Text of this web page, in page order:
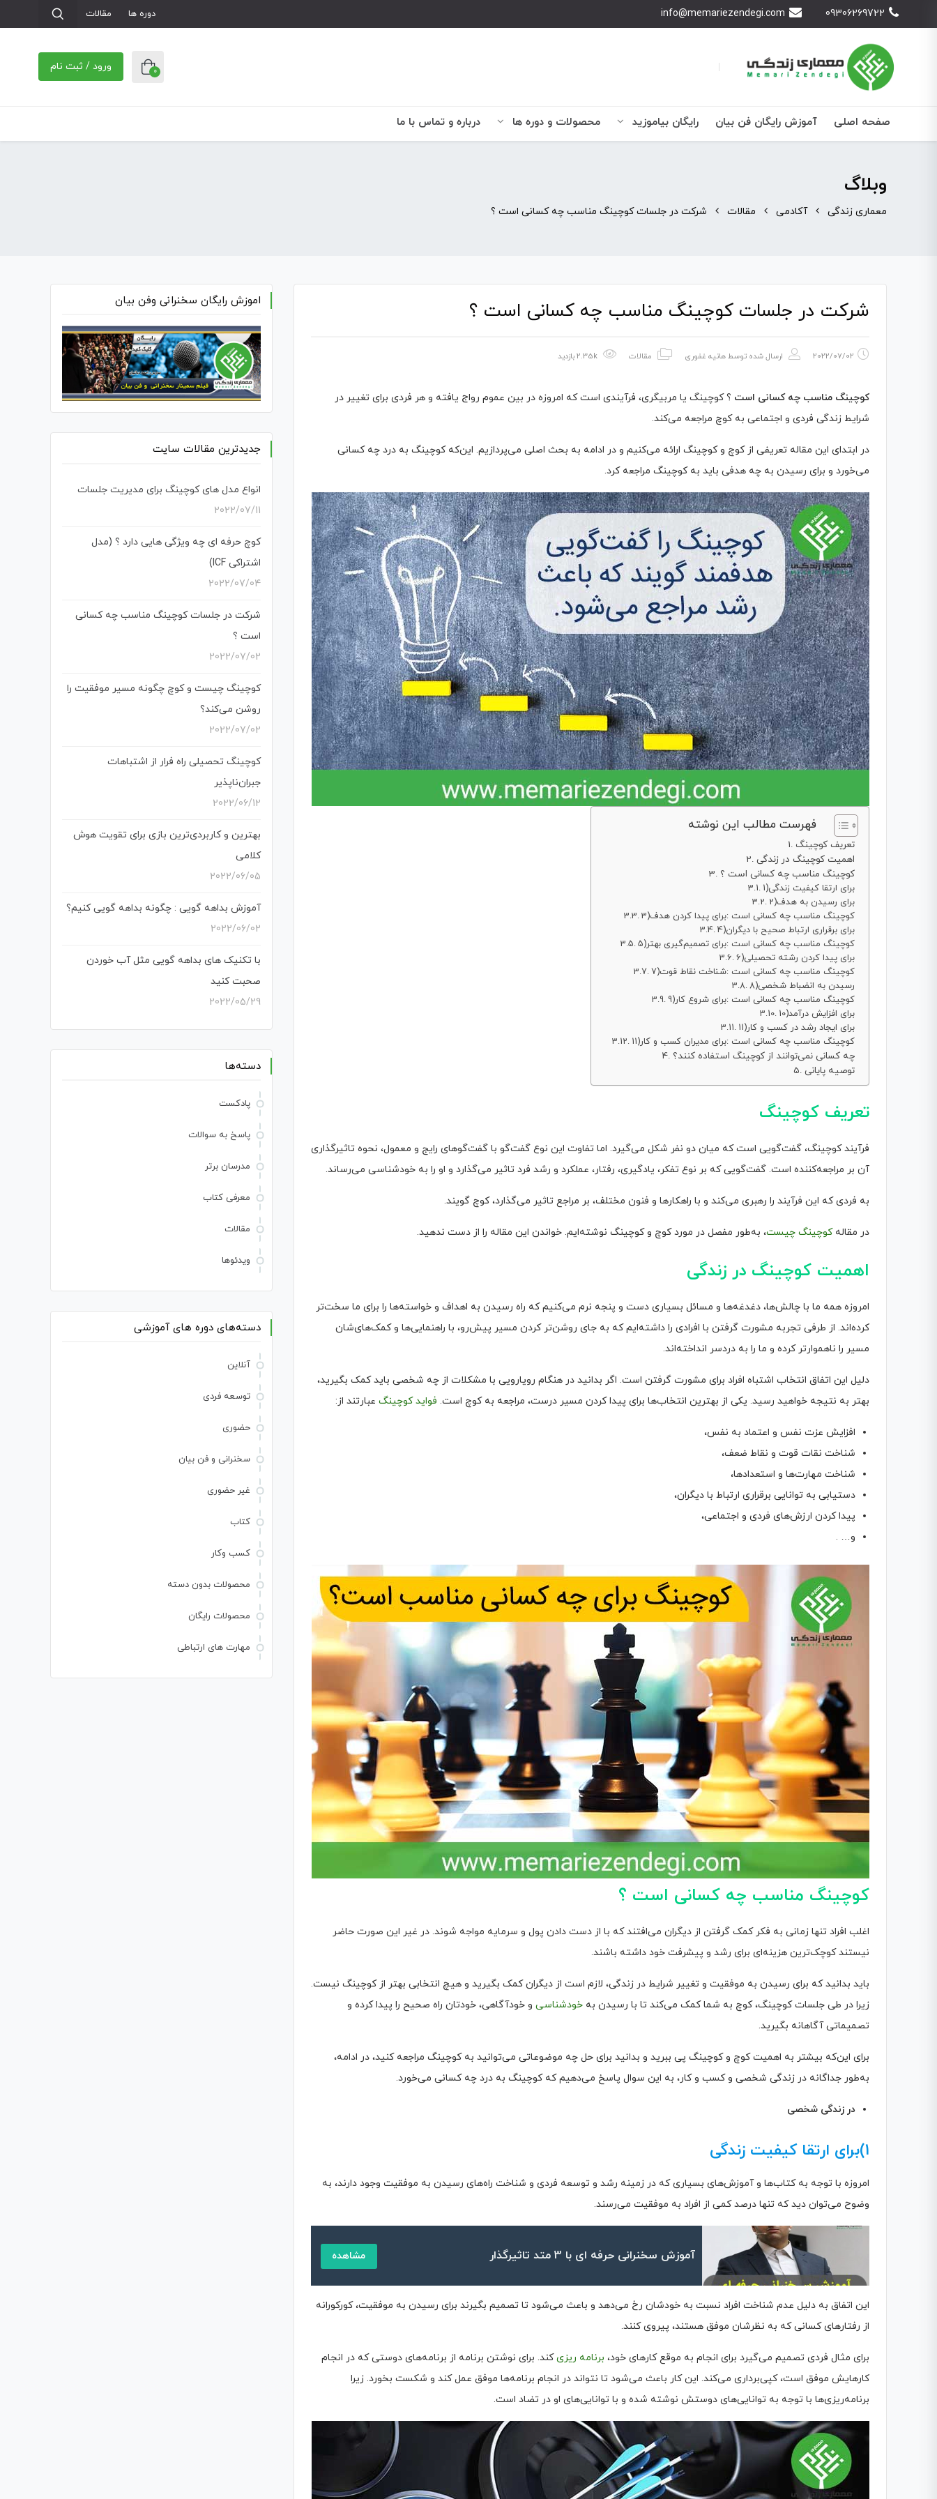
09306269722
info@memariezendegi.com دوره ها مقالات
0 ورود / ثبت نام
صفحه اصلی آموزش رایگان فن بیان رایگان بیاموزید محصولات و دوره ها درباره و تماس با ما
وبلاگ
معماری زندگی آکادمی مقالات شرکت در جلسات کوچینگ مناسب چه کسانی است ؟
شرکت در جلسات کوچینگ مناسب چه کسانی است ؟
2022/07/02 ارسال شده توسطهانیه غفوری مقالات
کوچینگ مناسب چه کسانی است ؟ کوچینگ یا مربیگری، فرآیندی است که امروزه در بین عموم رواج یافته و هر فردی برای تغییر در
شرایط زندگی فردی و اجتماعی به کوچ مراجعه می‌کند.
در ابتدای این مقاله تعریفی از کوچ و کوچینگ ارائه می‌کنیم و در ادامه به بحث اصلی می‌پردازیم. این‌که کوچینگ به درد چه کسانی
می‌خورد و برای رسیدن به چه هدفی باید به کوچینگ مراجعه کرد.
فهرست مطالب این نوشته
تعریف کوچینگ
اهمیت کوچینگ در زندگی
کوچینگ مناسب چه کسانی است ؟
1)برای ارتقا کیفیت زندگی
2)برای رسیدن به هدف
3)کوچینگ مناسب چه کسانی است :برای پیدا کردن هدف
4)برای برقراری ارتباط صحیح با دیگران
5)کوچینگ مناسب چه کسانی است :برای تصمیم‌گیری بهتر
6)برای پیدا کردن رشته تحصیلی
7)کوچینگ مناسب چه کسانی است :شناخت نقاط قوت
8)رسیدن به انضباط شخصی
9)کوچینگ مناسب چه کسانی است :برای شروع کار
10)برای افزایش درآمد
11)برای ایجاد رشد در کسب و کار
11)کوچینگ مناسب چه کسانی است :برای مدیران کسب و کار
چه کسانی نمی‌توانند از کوچینگ استفاده کنند؟
توصیه پایانی
تعریف کوچینگ
فرآیند کوچینگ، گفت‌گویی است که میان دو نفر شکل می‌گیرد. اما تفاوت این نوع گفت‌گو با گفت‌گوهای رایج و معمول، نحوه تاثیرگذاری
آن بر مراجعه‌کننده است. گفت‌گویی که بر نوع تفکر، یادگیری، رفتار، عملکرد و رشد فرد تاثیر می‌گذارد و او را به خودشناسی می‌رساند.
به فردی که این فرآیند را رهبری می‌کند و با راهکارها و فنون مختلف، بر مراجع تاثیر می‌گذارد، کوچ گویند.
در مقالهکوچینگ چیست، به‌طور مفصل در مورد کوچ و کوچینگ نوشته‌ایم. خواندن این مقاله را از دست ندهید.
اهمیت کوچینگ در زندگی
امروزه همه ما با چالش‌ها، دغدغه‌ها و مسائل بسیاری دست و پنجه نرم می‌کنیم که راه رسیدن به اهداف و خواسته‌ها را برای ما سخت‌تر
کرده‌اند. از طرفی تجربه مشورت گرفتن با افرادی را داشته‌ایم که به جای روشن‌تر کردن مسیر پیش‌رو، با راهنمایی‌ها و کمک‌های‌شان
مسیر را ناهموارتر کرده و ما را به دردسر انداخته‌اند.
دلیل این اتفاق انتخاب اشتباه افراد برای مشورت گرفتن است. اگر بدانید در هنگام رویارویی با مشکلات از چه شخصی باید کمک بگیرید،
بهتر به نتیجه خواهید ‌رسید. یکی از بهترین انتخاب‌ها برای پیدا کردن مسیر درست، مراجعه به کوچ است. فواید کوچینگ عبارتند از:
افزایش عزت نفس و اعتماد به نفس،
شناخت نقات قوت و نقاط ضعف،
شناخت مهارت‌ها و استعدادها،
دستیابی به توانایی برقراری ارتباط با دیگران،
پیدا کردن ارزش‌های فردی و اجتماعی،
و… .
کوچینگ مناسب چه کسانی است ؟
اغلب افراد تنها زمانی به فکر کمک گرفتن از دیگران می‌افتند که با از دست دادن پول و سرمایه مواجه شوند. در غیر این صورت حاضر
نیستند کوچک‌ترین هزینه‌ای برای رشد و پیشرفت خود داشته باشند.
باید بدانید که برای رسیدن به موفقیت و تغییر شرایط در زندگی، لازم است از دیگران کمک بگیرید و هیچ انتخابی بهتر از کوچینگ نیست.
زیرا در طی جلسات کوچینگ، کوچ به شما کمک می‌کند تا با رسیدن به خودشناسی و خودآگاهی، خودتان راه صحیح را پیدا کرده و
تصمیماتی آگاهانه بگیرید.
برای این‌که بیشتر به اهمیت کوچ و کوچینگ پی ببرید و بدانید برای حل چه موضوعاتی می‌توانید به کوچینگ مراجعه کنید، در ادامه،
به‌طور جداگانه در زندگی شخصی و کسب و کار، به این سوال پاسخ می‌دهیم که کوچینگ به درد چه کسانی می‌خورد.
در زندگی شخصی
1)برای ارتقا کیفیت زندگی
امروزه با توجه به کتاب‌ها و آموزش‌های بسیاری که در زمینه رشد و توسعه فردی و شناخت راه‌های رسیدن به موفقیت وجود دارند، به
وضوح می‌توان دید که تنها درصد کمی از افراد به موفقیت می‌رسند.
آموزش سخنرانی حرفه ای با 3 متد تاثیرگذار مشاهده
این اتفاق به دلیل عدم شناخت افراد نسبت به خودشان رخ می‌دهد و باعث می‌شود تا تصمیم بگیرند برای رسیدن به موفقیت، کورکورانه
از رفتارهای کسانی که به نظرشان موفق هستند، پیروی کنند.
برای مثال فردی تصمیم می‌گیرد برای انجام به موقع کارهای خود، برنامه ریزیکند. برای نوشتن برنامه از برنامه‌های دوستی که در انجام
کارهایش موفق است، کپی‌برداری می‌کند. این کار باعث می‌شود تا نتواند در انجام برنامه‌ها موفق عمل کند و شکست بخورد. زیرا
برنامه‌ریزی‌ها با توجه به توانایی‌های دوستش نوشته شده و با توانایی‌های او در تضاد است.
اموزش رایگان سخنرانی وفن بیان
جدیدترین مقالات سایت
انواع مدل های کوچینگ برای مدیریت جلسات
2022/07/11
کوچ حرفه ای چه ویژگی هایی دارد ؟ (مدل
اشتراکی ICF)
2022/07/04
شرکت در جلسات کوچینگ مناسب چه کسانی
است ؟
2022/07/02
کوچینگ چیست و کوچ چگونه مسیر موفقیت را
روشن می‌کند؟
2022/07/02
کوچینگ تحصیلی راه فرار از اشتباهات
جبران‌ناپذیر
2022/06/12
بهترین و کاربردی‌ترین بازی برای تقویت هوش
کلامی
2022/06/05
آموزش بداهه گویی : چگونه بداهه گویی کنیم؟
2022/06/02
با تکنیک های بداهه گویی مثل آب خوردن
صحبت کنید
2022/05/29
دسته‌ها
پادکست
پاسخ به سوالات
مدرسان برتر
معرفی کتاب
مقالات
ویدئوها
دسته‌های دوره های آموزشی
آنلاین
توسعه فردی
حضوری
سخنرانی و فن بیان
غیر حضوری
کتاب
کسب وکار
محصولات بدون دسته
محصولات رایگان
مهارت های ارتباطی